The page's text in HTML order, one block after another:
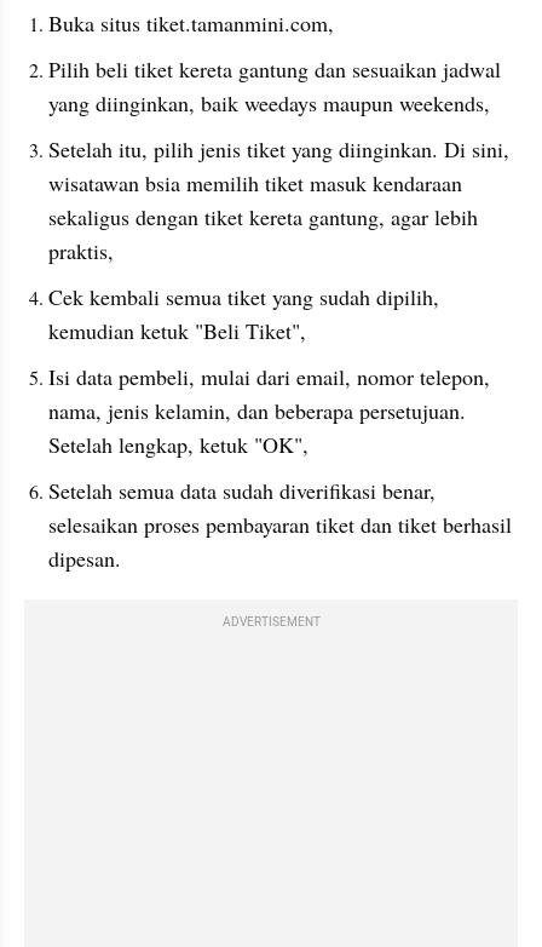
Buka situs tiket.tamanmini.com,
Pilih beli tiket kereta gantung dan sesuaikan jadwal
yang diinginkan, baik weedays maupun weekends,
Setelah itu, pilih jenis tiket yang diinginkan. Di sini,
wisatawan bsia memilih tiket masuk kendaraan
sekaligus dengan tiket kereta gantung, agar lebih
praktis,
Cek kembali semua tiket yang sudah dipilih,
kemudian ketuk "Beli Tiket",
Isi data pembeli, mulai dari email, nomor telepon,
nama, jenis kelamin, dan beberapa persetujuan.
Setelah lengkap, ketuk "OK",
Setelah semua data sudah diverifikasi benar,
selesaikan proses pembayaran tiket dan tiket berhasil
dipesan.
ADVERTISEMENT